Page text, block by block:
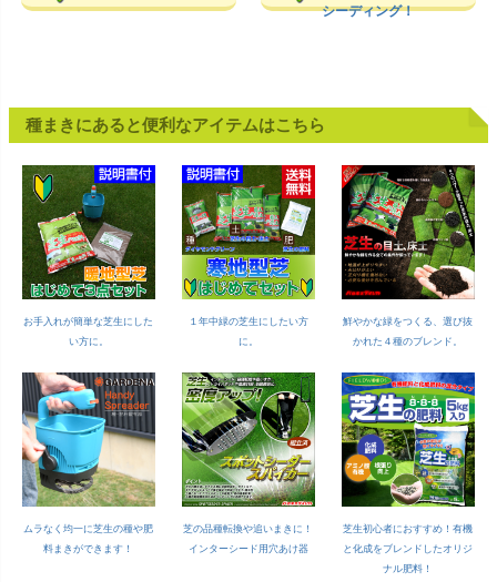
シーディング！
種まきにあると便利なアイテムはこちら
お手入れが簡単な芝生にした
い方に。
１年中緑の芝生にしたい方
に。
鮮やかな緑をつくる、選び抜
かれた４種のブレンド。
ムラなく均一に芝生の種や肥
料まきができます！
芝の品種転換や追いまきに！
インターシード用穴あけ器
芝生初心者におすすめ！有機
と化成をブレンドしたオリジ
ナル肥料！